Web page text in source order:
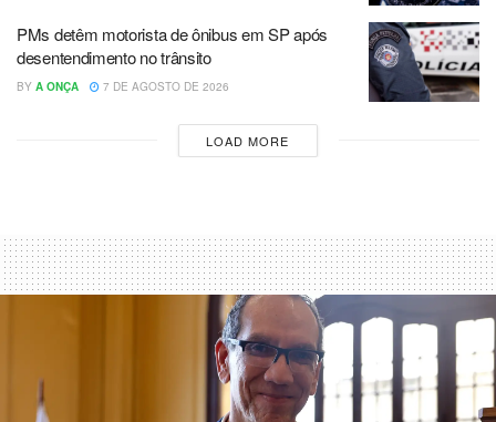
PMs detêm motorista de ônibus em SP após
desentendimento no trânsito
BY A ONÇA 7 DE AGOSTO DE 2026
LOAD MORE